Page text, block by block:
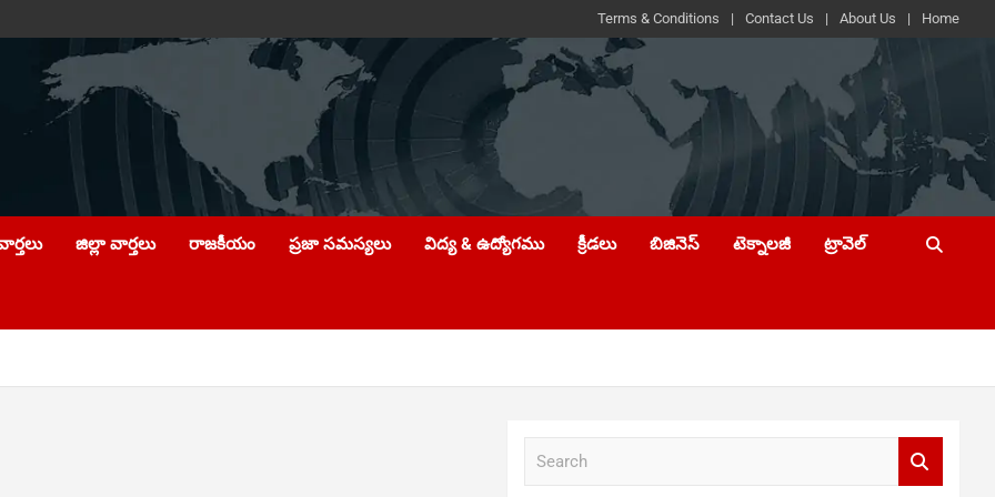
Terms & Conditions Contact Us About Us Home
జిల్లా వార్తలు రాజకీయం ప్రజా సమస్యలు విద్య & ఉద్యోగము క్రీడలు బిజినెస్ టెక్నాలజీ ట్రావెల్